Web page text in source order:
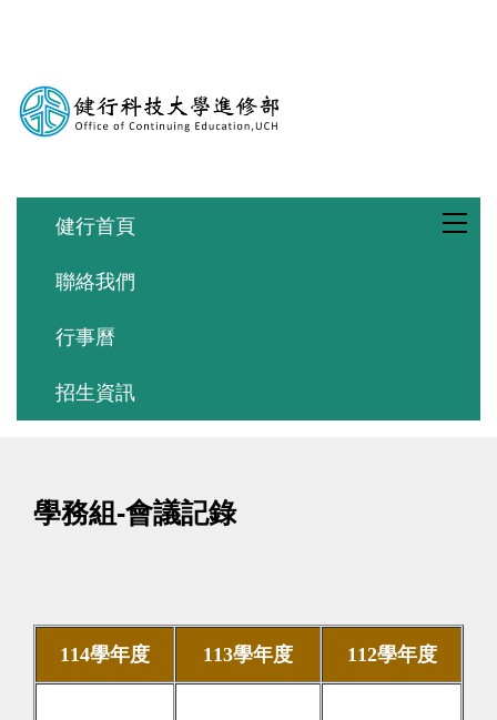
內
容
健行首頁
聯絡我們
行事曆
招生資訊
學務組-會議記錄
114學年度 113學年度 112學年度